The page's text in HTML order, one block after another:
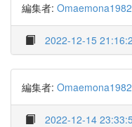
編集者: Omaemona1982
2022-12-15
編集者: Omaemona1982
2022-12-14